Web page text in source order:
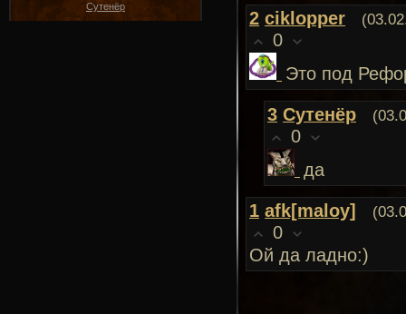
Сутенёр
2 ciklopper
0
Это под
3 Сутенёр
0
да
1 afk[maloy]
0
Ой да ладно:)